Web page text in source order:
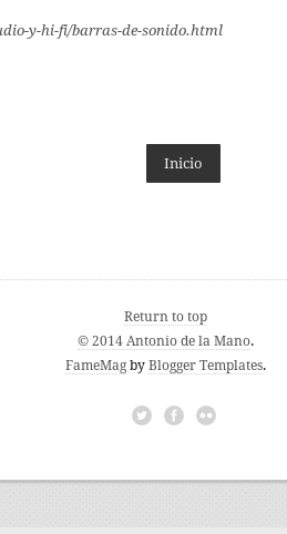
y-hi-fi/barras-de-sonido.html
Inicio
Return to top
© 2014 Antonio de la Mano.
FameMagby Blogger Templates.